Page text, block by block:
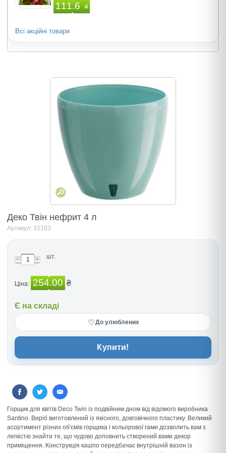
111.6 ₴
Всі акційні товари
Деко Твін нефрит 4 л
Артикул: 32103
шт.
Ціна: 254.00 ₴
Є на складі
♡До улюблених
Купити!
Горщик для квітів Deco Twin із подвійним дном від відомого виробника
Santino. Виріб виготовлений із якісного, довговічного пластику. Великий
асортимент різних об'ємів горщика і кольорової гами дозволить вам з
легкістю знайти те, що чудово доповнить створений вами декор
приміщення. Конструкція кашпо передбачає внутрішній вазон із